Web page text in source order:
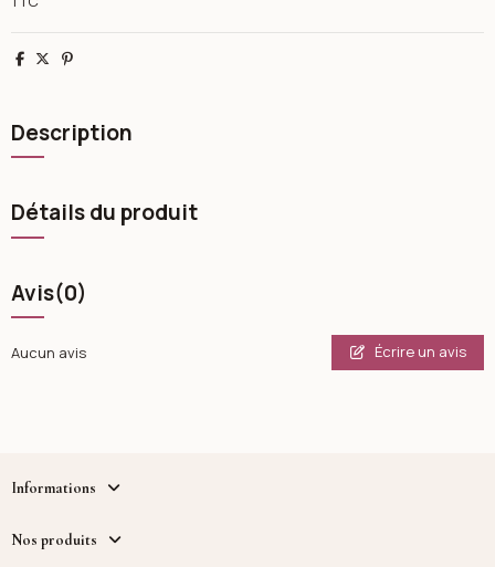
Partager
TweetPinterest
Description
Détails du produit
Avis(0)
Aucun avis Écrire un avis
Informations
Nos produits